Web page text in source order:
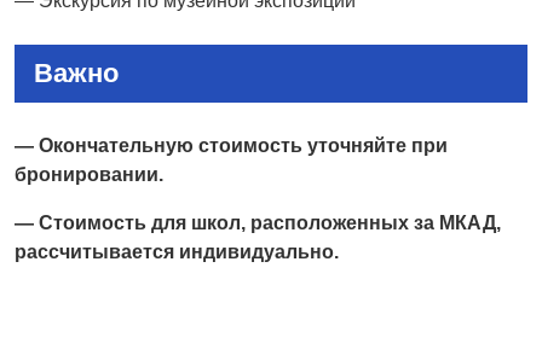
Важно
— Окончательную стоимость уточняйте при
бронировании.
— Стоимость для школ, расположенных за МКАД,
рассчитывается индивидуально.